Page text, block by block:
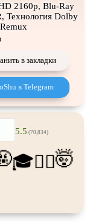
2160p, Blu-Ray
Технология Dolby
в закладки
в Telegram
5.5 (70,834)
🎓😵‍💫🤯